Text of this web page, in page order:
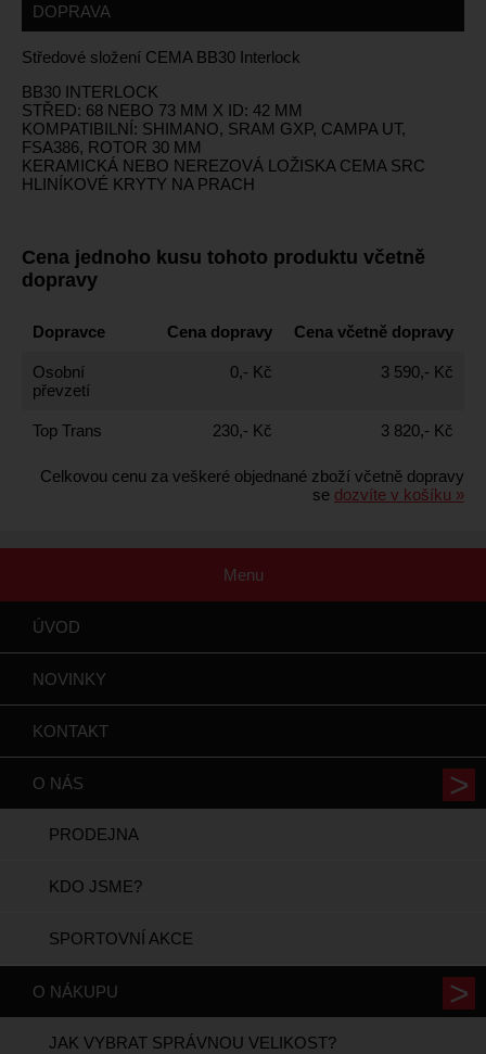
DOPRAVA
Středové složení CEMA BB30 Interlock
BB30 INTERLOCK
STŘED: 68 NEBO 73 MM X ID: 42 MM
KOMPATIBILNÍ: SHIMANO, SRAM GXP, CAMPA UT,
FSA386, ROTOR 30 MM
KERAMICKÁ NEBO NEREZOVÁ LOŽISKA CEMA SRC
HLINÍKOVÉ KRYTY NA PRACH
Cena jednoho kusu tohoto produktu včetně
dopravy
Dopravce Cena dopravy Cena včetně dopravy
Osobní
převzetí
0,- Kč 3 590,- Kč
Top Trans 230,- Kč 3 820,- Kč
Celkovou cenu za veškeré objednané zboží včetně dopravy
se dozvíte v košíku »
Menu
ÚVOD
NOVINKY
KONTAKT
O NÁS
PRODEJNA
KDO JSME?
SPORTOVNÍ AKCE
O NÁKUPU
JAK VYBRAT SPRÁVNOU VELIKOST?